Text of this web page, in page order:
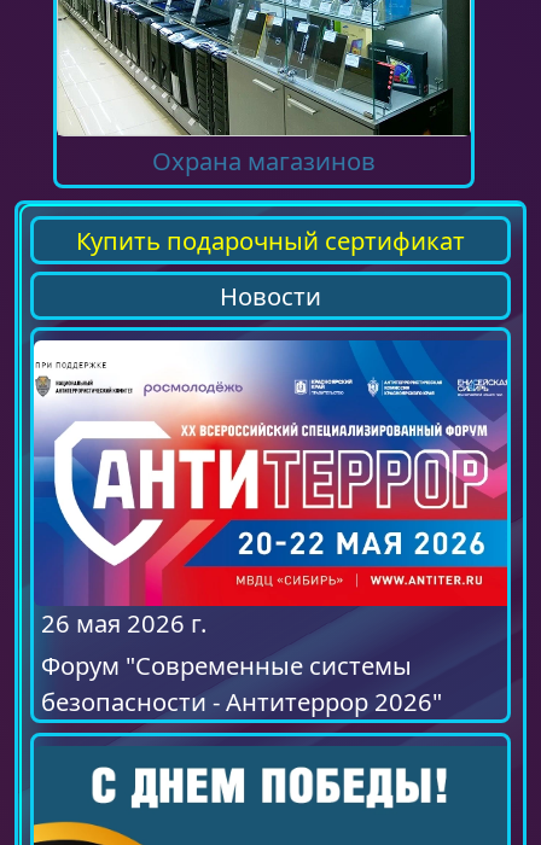
Охрана магазинов
Купить подарочный сертификат
Новости
26 мая 2026 г.
Форум "Современные системы
безопасности - Антитеррор 2026"